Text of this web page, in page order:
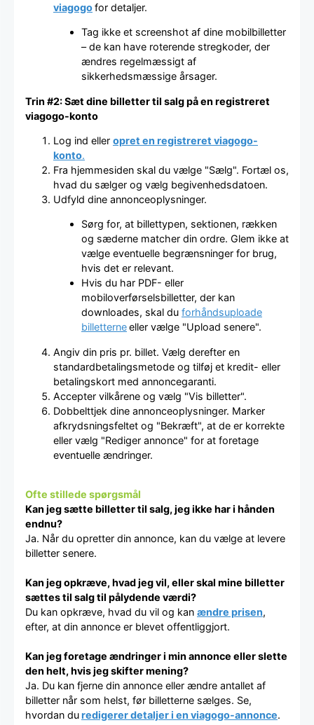
viagogofor detaljer.
Tag ikke et screenshot af dine mobilbilletter
– de kan have roterende stregkoder, der
ændres regelmæssigt af
sikkerhedsmæssige årsager.
Trin #2: Sæt dine billetter til salg på en registreret
viagogo-konto
Log ind eller opret en registreret viagogo-
konto.
Fra hjemmesiden skal du vælge "Sælg". Fortæl os,
hvad du sælger og vælg begivenhedsdatoen.
Udfyld dine annonceoplysninger.
Sørg for, at billettypen, sektionen, rækken
og sæderne matcher din ordre. Glem ikke at
vælge eventuelle begrænsninger for brug,
hvis det er relevant.
Hvis du har PDF- eller
mobiloverførselsbilletter, der kan
downloades, skal du forhåndsuploade
billetterneeller vælge "Upload senere".
Angiv din pris pr. billet. Vælg derefter en
standardbetalingsmetode og tilføj et kredit- eller
betalingskort med annoncegaranti.
Accepter vilkårene og vælg "Vis billetter".
Dobbelttjek dine annonceoplysninger. Marker
afkrydsningsfeltet og "Bekræft", at de er korrekte
eller vælg "Rediger annonce" for at foretage
eventuelle ændringer.
Ofte stillede spørgsmål
Kan jeg sætte billetter til salg, jeg ikke har i hånden
endnu?
Ja. Når du opretter din annonce, kan du vælge at levere
billetter senere.
Kan jeg opkræve, hvad jeg vil, eller skal mine billetter
sættes til salg til pålydende værdi?
Du kan opkræve, hvad du vil og kan ændre prisen,
efter, at din annonce er blevet offentliggjort.
Kan jeg foretage ændringer i min annonce eller slette
den helt, hvis jeg skifter mening?
Ja. Du kan fjerne din annonce eller ændre antallet af
billetter når som helst, før billetterne sælges. Se,
hvordan duredigerer detaljer i en viagogo-annonce.